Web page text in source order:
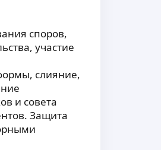
споров,
участие
слияние,
и совета
Защита